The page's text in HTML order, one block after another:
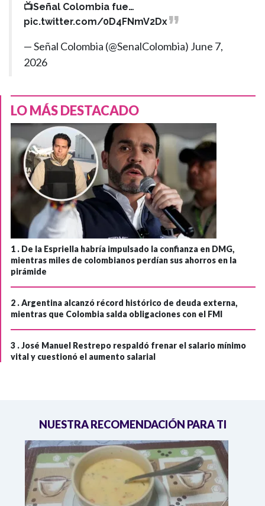
📺Señal Colombia fue…
pic.twitter.com/0D4FNmV2Dx
— Señal Colombia (@SenalColombia) June 7,
2026
LO MÁS DESTACADO
1 . De la Espriella habría impulsado la confianza en DMG,
mientras miles de colombianos perdían sus ahorros en la
pirámide
2 .Argentina alcanzó récord histórico de deuda externa,
mientras que Colombia salda obligaciones con el FMI
3 .José Manuel Restrepo respaldó frenar el salario mínimo
vital y cuestionó el aumento salarial
NUESTRA RECOMENDACIÓN PARA TI